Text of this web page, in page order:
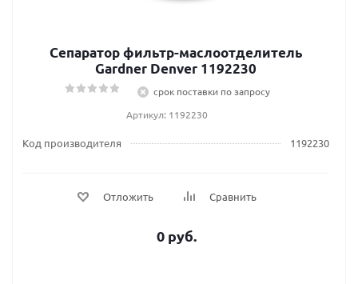
Сепаратор фильтр-маслоотделитель
Gardner Denver 1192230
срок поставки по запросу
Артикул: 1192230
Код производителя 1192230
Отложить Сравнить
0 руб.